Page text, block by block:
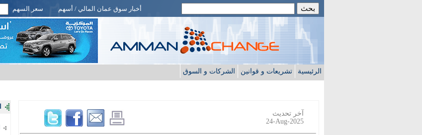
أخبار سوق عمان المالي / أسهم سعر السهم
الرئيسية تشريعات و قوانين الشركات و السوق
آخر تحديث
24-Aug-2025